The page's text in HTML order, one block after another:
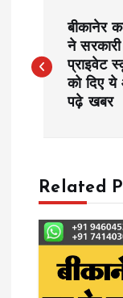
o
n
a
v
बीकानेर
ने
प्राइवेट
को दिए
पढ़े खबर
Related